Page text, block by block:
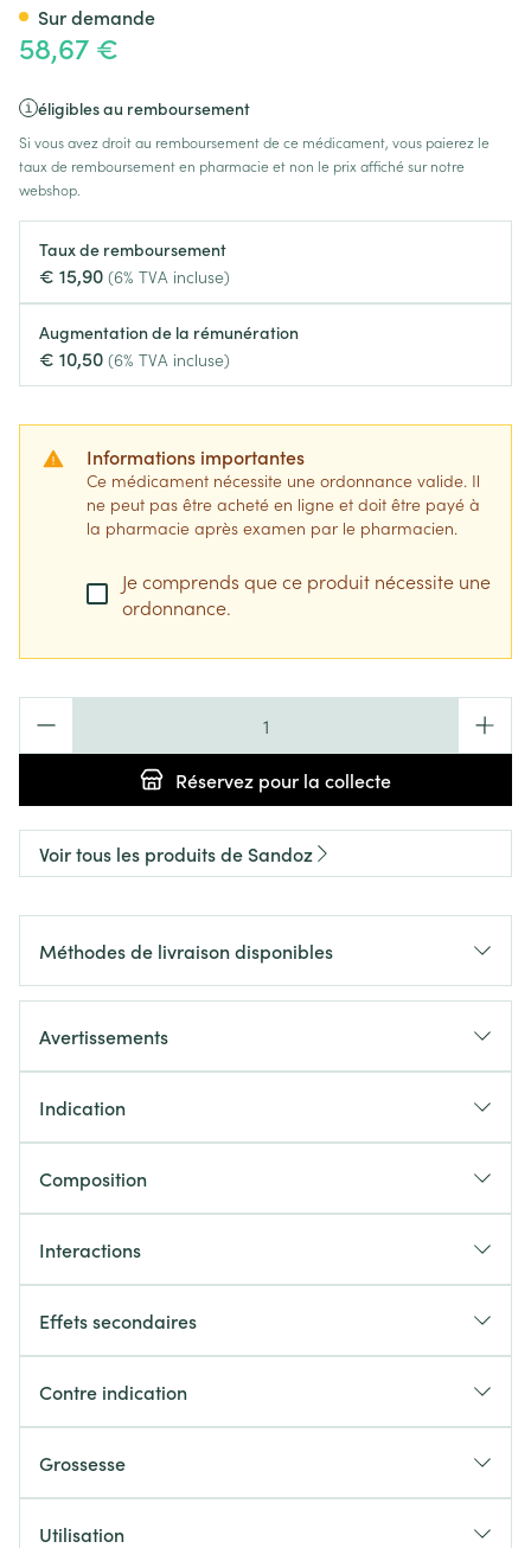
58,67 €
éligibles au remboursement
Si vous avez droit au remboursement de ce médicament, vous paierez le
taux de remboursement en pharmacie et non le prix affiché sur notre
webshop.
Taux de remboursement
€ 15,90 (6% TVA incluse)
Augmentation de la rémunération
€ 10,50 (6% TVA incluse)
Informations importantes
Ce médicament nécessite une ordonnance valide. Il
ne peut pas être acheté en ligne et doit être payé à
la pharmacie après examen par le pharmacien.
Je comprends que ce produit nécessite une
ordonnance.
Réservez pour la collecte
Sur demande
Voir tous les produits de Sandoz
Méthodes de livraison disponibles
Avertissements
Indication
Composition
Interactions
Effets secondaires
Contre indication
Grossesse
Utilisation